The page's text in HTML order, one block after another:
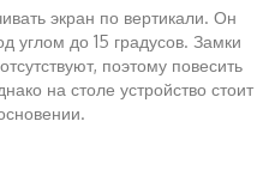
экран по вертикали. Он
углом до 15 градусов. Замки
поэтому повесить
на столе устройство стоит